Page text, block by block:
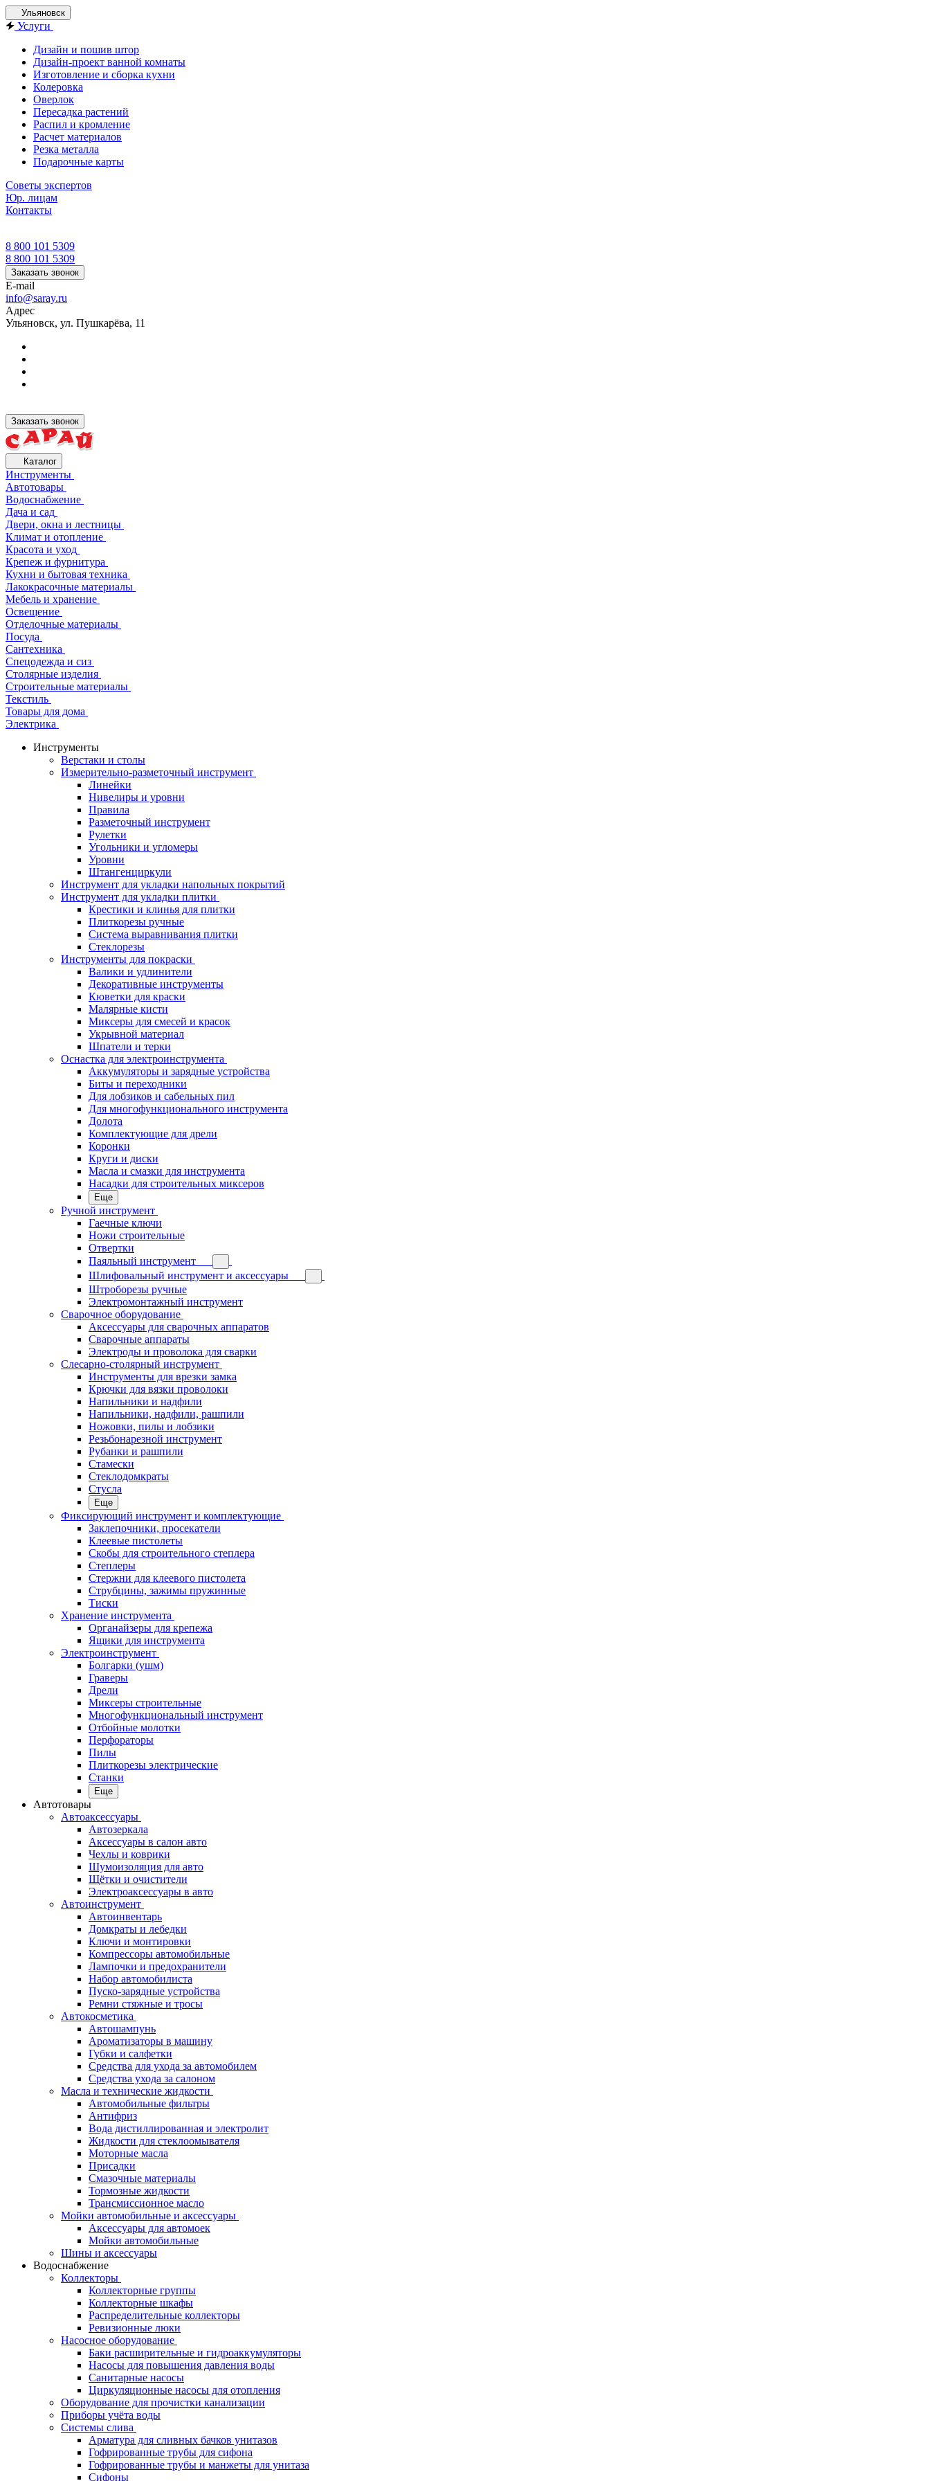
Ульяновск
Услуги
Дизайн и пошив штор
Дизайн-проект ванной комнаты
Изготовление и сборка кухни
Колеровка
Оверлок
Пересадка растений
Распил и кромление
Расчет материалов
Резка металла
Подарочные карты
Советы экспертов
Юр. лицам
Контакты
8 800 101 5309
8 800 101 5309
Заказать звонок
E-mail
info@saray.ru
Адрес
Ульяновск, ул. Пушкарёва, 11
Заказать звонок
Каталог
Инструменты
Автотовары
Водоснабжение
Дача и сад
Двери, окна и лестницы
Климат и отопление
Красота и уход
Крепеж и фурнитура
Кухни и бытовая техника
Лакокрасочные материалы
Мебель и хранение
Освещение
Отделочные материалы
Посуда
Сантехника
Спецодежда и сиз
Столярные изделия
Строительные материалы
Текстиль
Товары для дома
Электрика
Инструменты
Верстаки и столы
Измерительно-разметочный инструмент
Линейки
Нивелиры и уровни
Правила
Разметочный инструмент
Рулетки
Угольники и угломеры
Уровни
Штангенциркули
Инструмент для укладки напольных покрытий
Инструмент для укладки плитки
Крестики и клинья для плитки
Плиткорезы ручные
Система выравнивания плитки
Стеклорезы
Инструменты для покраски
Валики и удлинители
Декоративные инструменты
Кюветки для краски
Малярные кисти
Миксеры для смесей и красок
Укрывной материал
Шпатели и терки
Оснастка для электроинструмента
Аккумуляторы и зарядные устройства
Биты и переходники
Для лобзиков и сабельных пил
Для многофункционального инструмента
Долота
Комплектующие для дрели
Коронки
Круги и диски
Масла и смазки для инструмента
Насадки для строительных миксеров
Еще
Ручной инструмент
Гаечные ключи
Ножи строительные
Отвертки
Паяльный инструмент
Шлифовальный инструмент и аксессуары
Штроборезы ручные
Электромонтажный инструмент
Сварочное оборудование
Аксессуары для сварочных аппаратов
Сварочные аппараты
Электроды и проволока для сварки
Слесарно-столярный инструмент
Инструменты для врезки замка
Крючки для вязки проволоки
Напильники и надфили
Напильники, надфили, рашпили
Ножовки, пилы и лобзики
Резьбонарезной инструмент
Рубанки и рашпили
Стамески
Стеклодомкраты
Стусла
Еще
Фиксирующий инструмент и комплектующие
Заклепочники, просекатели
Клеевые пистолеты
Скобы для строительного степлера
Степлеры
Стержни для клеевого пистолета
Струбцины, зажимы пружинные
Тиски
Хранение инструмента
Органайзеры для крепежа
Ящики для инструмента
Электроинструмент
Болгарки (ушм)
Граверы
Дрели
Миксеры строительные
Многофункциональный инструмент
Отбойные молотки
Перфораторы
Пилы
Плиткорезы электрические
Станки
Еще
Автотовары
Автоаксессуары
Автозеркала
Аксессуары в салон авто
Чехлы и коврики
Шумоизоляция для авто
Щётки и очистители
Электроаксессуары в авто
Автоинструмент
Автоинвентарь
Домкраты и лебедки
Ключи и монтировки
Компрессоры автомобильные
Лампочки и предохранители
Набор автомобилиста
Пуско-зарядные устройства
Ремни стяжные и тросы
Автокосметика
Автошампунь
Ароматизаторы в машину
Губки и салфетки
Средства для ухода за автомобилем
Средства ухода за салоном
Масла и технические жидкости
Автомобильные фильтры
Антифриз
Вода дистиллированная и электролит
Жидкости для стеклоомывателя
Моторные масла
Присадки
Смазочные материалы
Тормозные жидкости
Трансмиссионное масло
Мойки автомобильные и аксессуары
Аксессуары для автомоек
Мойки автомобильные
Шины и аксессуары
Водоснабжение
Коллекторы
Коллекторные группы
Коллекторные шкафы
Распределительные коллекторы
Ревизионные люки
Насосное оборудование
Баки расширительные и гидроаккумуляторы
Насосы для повышения давления воды
Санитарные насосы
Циркуляционные насосы для отопления
Оборудование для прочистки канализации
Приборы учёта воды
Системы слива
Арматура для сливных бачков унитазов
Гофрированные трубы для сифона
Гофрированные трубы и манжеты для унитаза
Сифоны